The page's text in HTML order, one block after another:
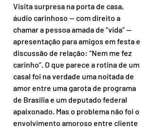
Visita surpresa na porta de casa,
áudio carinhoso — com direito a
chamar a pessoa amada de “vida” —
apresentação para amigos em festa e
discussão de relação: “Nem me fez
carinho”. O que parece a rotina de um
casal foi na verdade uma noitada de
amor entre uma garota de programa
de Brasília e um deputado federal
apaixonado. Mas o problema não foi o
envolvimento amoroso entre cliente